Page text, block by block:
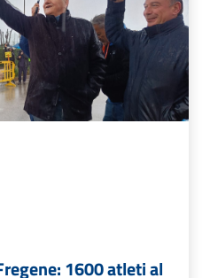
1600 atleti al